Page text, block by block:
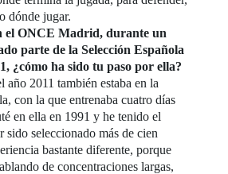
dónde jugar.
el ONCE Madrid, durante un
parte de la Selección Española
¿cómo ha sido tu paso por ella?
año 2011 también estaba en la
con la que entrenaba cuatro días
en ella en 1991 y he tenido el
sido seleccionado más de cien
bastante diferente, porque
de concentraciones largas,